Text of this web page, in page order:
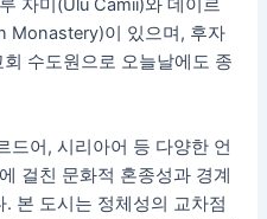
자미(Ulu Camii)와 데이르
Monastery)이 있으며, 후자
수도원으로 오늘날에도 종
드어, 시리아어 등 다양한 언
걸친 문화적 혼종성과 경계
본 도시는 정체성의 교차점